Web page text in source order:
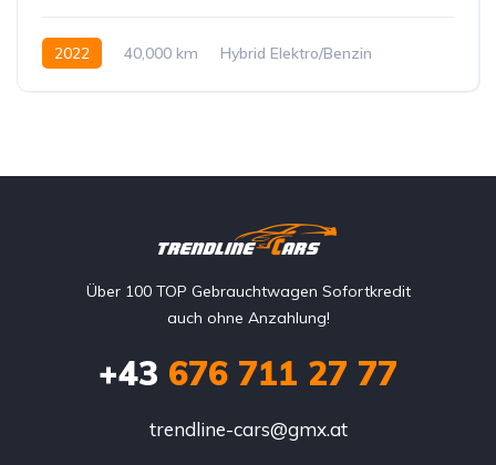
2022 40,000 km
Hybrid Elektro/Benzin
Über 100 TOP Gebrauchtwagen Sofortkredit
auch ohne Anzahlung!
+43 676 711 27 77
trendline-cars@gmx.at